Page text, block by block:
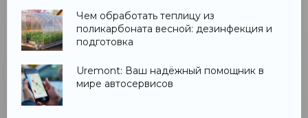
Чем обработать теплицу из
поликарбоната весной: дезинфекция и
подготовка
Uremont: Ваш надёжный помощник в
мире автосервисов